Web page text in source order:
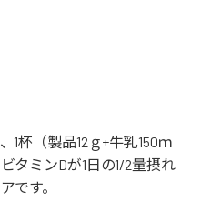
1杯（製品12ｇ+牛乳150ｍ
タミンDが1日の1/2量摂れ
です。